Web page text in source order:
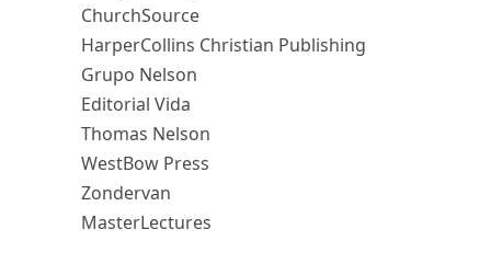
ChurchSource
HarperCollins Christian Publishing
Grupo Nelson
Editorial Vida
Thomas Nelson
WestBow Press
Zondervan
MasterLectures